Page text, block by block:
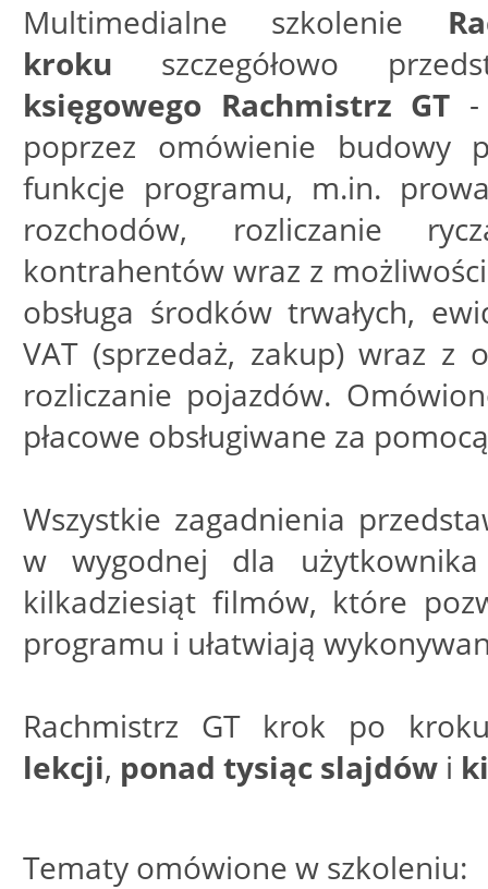
Multimedialne szkolenie
kroku
szczegółowo
księgowego Rachmistrz GT
poprzez omówienie budowy
funkcje programu, m.in.
rozchodów, rozliczanie
kontrahentów wraz z
obsługa środków trwałych,
VAT (sprzedaż, zakup) wraz z
rozliczanie pojazdów.
płacowe obsługiwane za
Wszystkie zagadnienia
w wygodnej dla
kilkadziesiąt filmów, które
programu i ułatwiają
Rachmistrz GT krok po
lekcji, ponad tysiąc slajdów i
Tematy omówione w szkoleniu: